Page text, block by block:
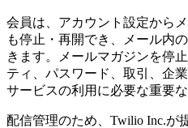
会員は、アカウント設定から
も停止・再開でき、メール内
きます。メールマガジンを停
ティ、パスワード、取引、企
サービスの利用に必要な重要
配信管理のため、Twilio Inc.が